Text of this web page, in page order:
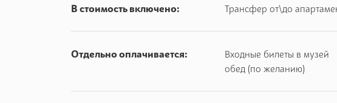
Гончарная мастерская
Мастерская соломоплетения
В стоимость включено: Трансфер от\до
Отдельно оплачивается:
Входные билеты в музей
обед (по желанию)